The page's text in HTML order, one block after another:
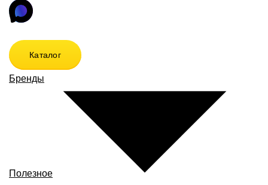
Каталог
Бренды
Полезное